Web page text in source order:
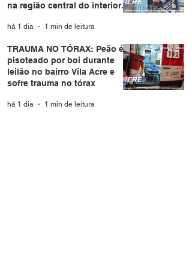
na região central do interior
há 1 dia 1 min de leitura
TRAUMA NO TÓRAX: Peão é
pisoteado por boi durante
leilão no bairro Vila Acre e
sofre trauma no tórax
há 1 dia 1 min de leitura